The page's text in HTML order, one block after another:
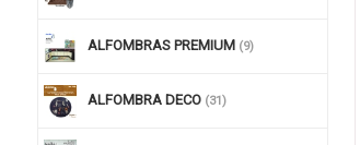
ALFOMBRAS PREMIUM (9)
ALFOMBRA DECO (31)